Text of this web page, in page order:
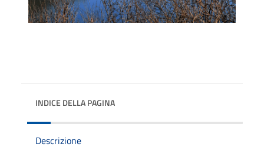
INDICE DELLA PAGINA
Descrizione